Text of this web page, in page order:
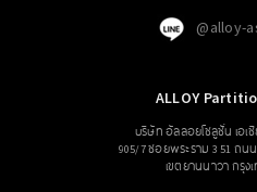
@alloy-
ALLOY
บริษัท อัลลอยโซลูชั่น เอเ
905/7 ซอยพระราม 3 51 ถน
เขตยานนาวา กรุง